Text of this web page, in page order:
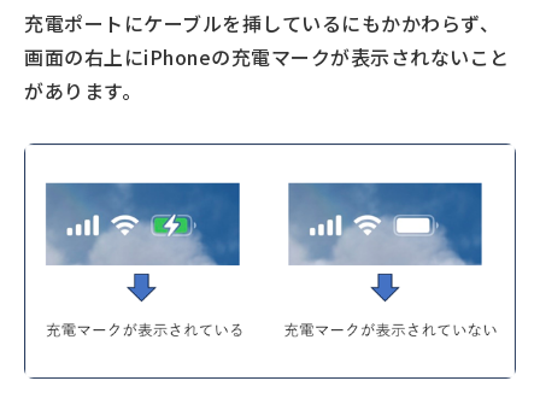
「最適化されたバッテリー充電機能」によって80%
までしか充電されない設定になっている
バッテリー消費の大きいアプリや機能を使っている
充電ポートにケーブルを挿しているにもかかわらず、
画面の右上にiPhoneの充電マークが表示されないこと
があります。